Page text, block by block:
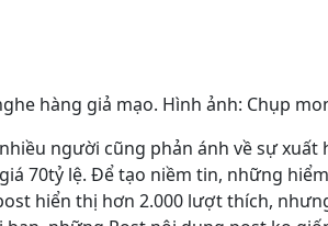
hàng giả mạo. Hình ảnh: Chụp
người cũng phản ánh về sự xuất
70tỷ lệ. Để tạo niềm tin, những
hiển thị hơn 2.000 lượt thích,